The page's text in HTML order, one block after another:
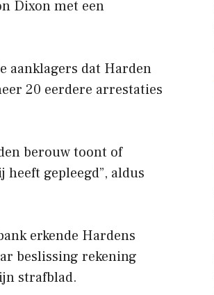
Dixon met een
aanklagers dat Harden
20 eerdere arrestaties
berouw toont of
gepleegd”, aldus
erkende Hardens
beslissing rekening
strafblad.